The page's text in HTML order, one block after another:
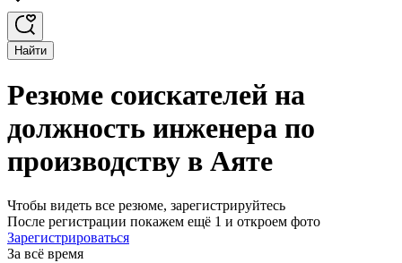
Найти
Резюме соискателей на
должность инженера по
производству в Аяте
Чтобы видеть все резюме, зарегистрируйтесь
После регистрации покажем ещё 1 и откроем фото
Зарегистрироваться
За всё время